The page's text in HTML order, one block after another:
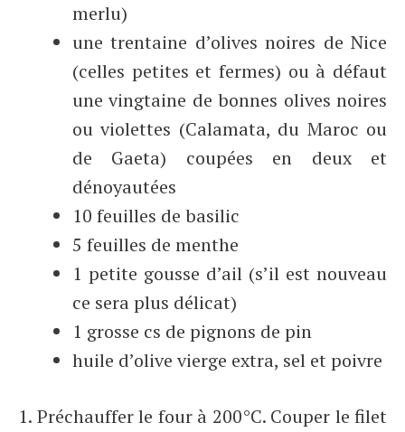
merlu)
une trentaine d’olives noires de Nice
(celles petites et fermes) ou à défaut
une vingtaine de bonnes olives noires
ou violettes (Calamata, du Maroc ou
de Gaeta) coupées en deux et
dénoyautées
10 feuilles de basilic
5 feuilles de menthe
1 petite gousse d’ail (s’il est nouveau
ce sera plus délicat)
1 grosse cs de pignons de pin
huile d’olive vierge extra, sel et poivre
1. Préchauffer le four à 200°C. Couper le filet